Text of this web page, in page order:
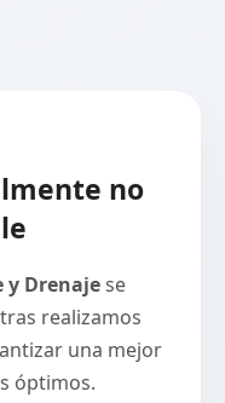
no
y Drenajese
realizamos
una mejor
óptimos.